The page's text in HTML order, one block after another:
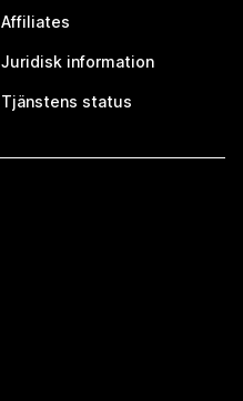
Affiliates
Juridisk information
Tjänstens status